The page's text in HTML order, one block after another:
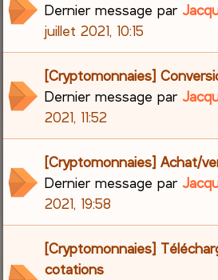
Dernier message par
juillet 2021, 10:15
[Cryptomonnaies]
Dernier message par
2021, 11:52
[Cryptomonnaies] Achat/
Dernier message par
2021, 19:58
[Cryptomonnaies]
cotations